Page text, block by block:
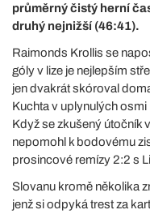
průměrný čistý herní
druhý nejnižší (46:41).
Raimonds Krollis se
góly v lize je nejlepším
jen dvakrát skóroval
Kuchta v uplynulých
Když se zkušený útočník
nepomohl k bodovému
prosincové remízy 2:2 s
Slovanu kromě několika
jenž si odpyká trest za